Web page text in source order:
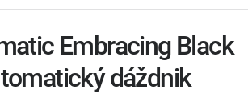
Embracing Black
dáždnik